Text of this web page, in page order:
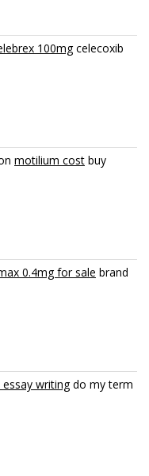
100mgcelecoxib
motilium cost buy
0.4mg for sale brand
writingdo my term